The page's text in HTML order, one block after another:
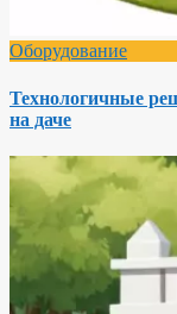
Оборудование
Технологичные
на даче